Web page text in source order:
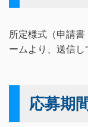
所定様式（申請
ームより、送信し
応募期